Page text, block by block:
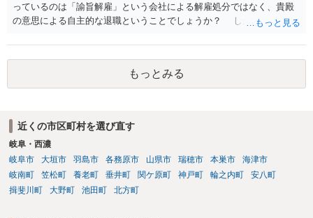
っているのは「諭旨解雇」という会社による解雇処分ではなく、貴殿
の意思による自主的な退職ということでしょうか？ しかし、記載さ
す。 その場合、解雇には客観的で合理的な理由が必要であり、かつ
解雇という処分が社会通念上相当と認められない限り、解雇は無効で
す。 結局、貴殿のネット炎上の内容や原因、勤務先に与えた影響な
どを具体的に検討しなければ、何とも申し上げることができません。
士にご相談下さい。
もっとみる
近くの市区町村を選び直す
岐阜・西濃
岐阜市
大垣市 羽島市 各務原市 山県市 瑞穂市 本巣市
海津市
岐南町
笠松町 養老町 垂井町 関ケ原町 神戸町 輪之内町
安八町
揖斐川町
大野町 池田町 北方町